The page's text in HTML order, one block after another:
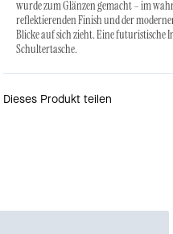
wurde zum Glänzen gemacht – im
reflektierenden Finish und der
Blicke auf sich zieht. Eine futuristische
Schultertasche.
Dieses Produkt teilen